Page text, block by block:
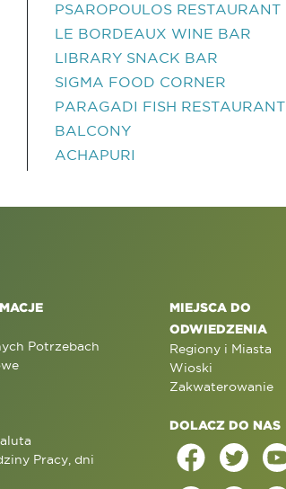
PSAROPOULOS RESTAURANT
LE BORDEAUX WINE BAR
LIBRARY SNACK BAR
SIGMA FOOD CORNER
PARAGADI FISH RESTAURANT
BALCONY
ACHAPURI
Potrzebach
Pracy, dni
MIEJSCA DO
ODWIEDZENIA
Regiony i Miasta
Wioski
Zakwaterowanie
DOLACZ DO NAS